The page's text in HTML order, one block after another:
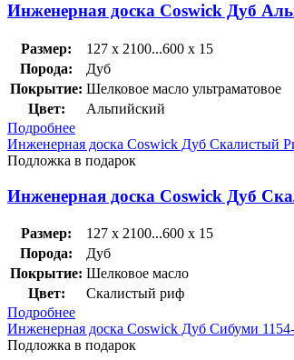
Инженерная доска Coswick Дуб
Размер:
127 x 2100...600 x 15
Порода:
Дуб
Покрытие: Шелковое масло ультраматовое
Цвет:
Альпийский
Подробнее
Инженерная доска Coswick Дуб Скалистый
Подложка в подарок
Инженерная доска Coswick Дуб
Размер:
127 x 2100...600 x 15
Порода:
Дуб
Покрытие: Шелковое масло
Цвет:
Скалистый риф
Подробнее
Инженерная доска Coswick Дуб Сибуми
Подложка в подарок